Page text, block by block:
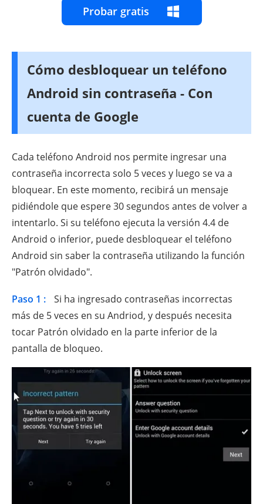
Probar gratis
Cómo desbloquear un teléfono
Android sin contraseña - Con
cuenta de Google
Cada teléfono Android nos permite ingresar una
contraseña incorrecta solo 5 veces y luego se va a
bloquear. En este momento, recibirá un mensaje
pidiéndole que espere 30 segundos antes de volver a
intentarlo. Si su teléfono ejecuta la versión 4.4 de
Android o inferior, puede desbloquear el teléfono
Android sin saber la contraseña utilizando la función
"Patrón olvidado".
Paso 1 :
Si ha ingresado contraseñas incorrectas
más de 5 veces en su Andriod, y después necesita
tocar Patrón olvidado en la parte inferior de la
pantalla de bloqueo.